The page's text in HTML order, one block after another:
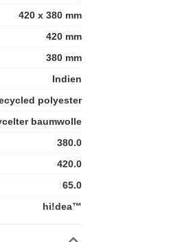
420 x 380 mm
420 mm
380 mm
Indien
polyester
baumwolle
380.0
420.0
65.0
hi!dea™